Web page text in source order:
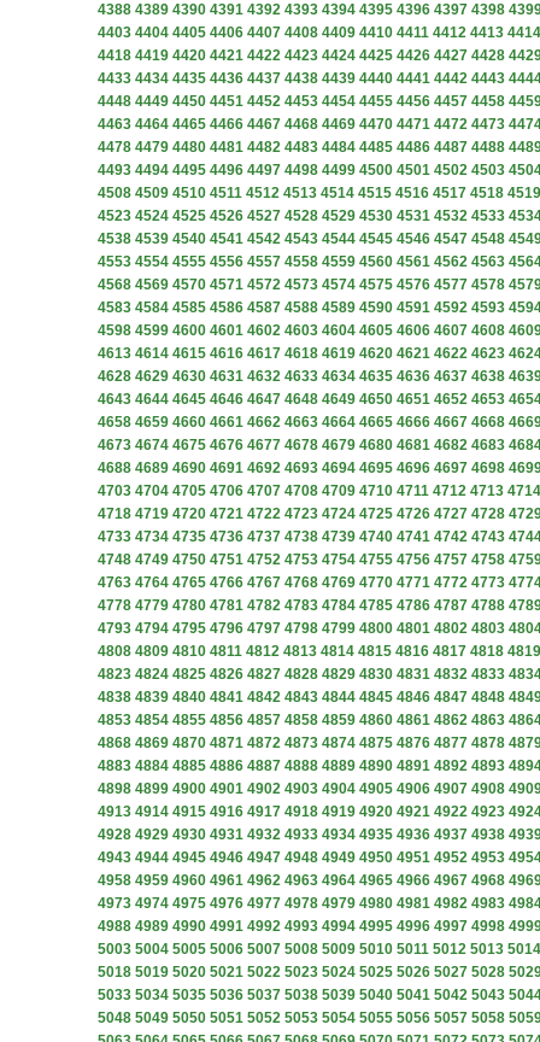
4388 4389 4390 4391 4392 4393 4394 4395 4396 4397 4398
4403 4404 4405 4406 4407 4408 4409 4410 4411 4412 4413 4414
4418 4419 4420 4421 4422 4423 4424 4425 4426 4427 4428
4433 4434 4435 4436 4437 4438 4439 4440 4441 4442 4443
4448 4449 4450 4451 4452 4453 4454 4455 4456 4457 4458
4463 4464 4465 4466 4467 4468 4469 4470 4471 4472 4473
4478 4479 4480 4481 4482 4483 4484 4485 4486 4487 4488
4493 4494 4495 4496 4497 4498 4499 4500 4501 4502 4503
4508 4509 4510 4511 4512 4513 4514 4515 4516 4517 4518 4519
4523 4524 4525 4526 4527 4528 4529 4530 4531 4532 4533
4538 4539 4540 4541 4542 4543 4544 4545 4546 4547 4548
4553 4554 4555 4556 4557 4558 4559 4560 4561 4562 4563
4568 4569 4570 4571 4572 4573 4574 4575 4576 4577 4578
4583 4584 4585 4586 4587 4588 4589 4590 4591 4592 4593
4598 4599 4600 4601 4602 4603 4604 4605 4606 4607 4608
4613 4614 4615 4616 4617 4618 4619 4620 4621 4622 4623
4628 4629 4630 4631 4632 4633 4634 4635 4636 4637 4638
4643 4644 4645 4646 4647 4648 4649 4650 4651 4652 4653
4658 4659 4660 4661 4662 4663 4664 4665 4666 4667 4668
4673 4674 4675 4676 4677 4678 4679 4680 4681 4682 4683
4688 4689 4690 4691 4692 4693 4694 4695 4696 4697 4698
4703 4704 4705 4706 4707 4708 4709 4710 4711 4712 4713 4714
4718 4719 4720 4721 4722 4723 4724 4725 4726 4727 4728
4733 4734 4735 4736 4737 4738 4739 4740 4741 4742 4743
4748 4749 4750 4751 4752 4753 4754 4755 4756 4757 4758
4763 4764 4765 4766 4767 4768 4769 4770 4771 4772 4773
4778 4779 4780 4781 4782 4783 4784 4785 4786 4787 4788
4793 4794 4795 4796 4797 4798 4799 4800 4801 4802 4803
4808 4809 4810 4811 4812 4813 4814 4815 4816 4817 4818 4819
4823 4824 4825 4826 4827 4828 4829 4830 4831 4832 4833
4838 4839 4840 4841 4842 4843 4844 4845 4846 4847 4848
4853 4854 4855 4856 4857 4858 4859 4860 4861 4862 4863
4868 4869 4870 4871 4872 4873 4874 4875 4876 4877 4878
4883 4884 4885 4886 4887 4888 4889 4890 4891 4892 4893
4898 4899 4900 4901 4902 4903 4904 4905 4906 4907 4908
4913 4914 4915 4916 4917 4918 4919 4920 4921 4922 4923
4928 4929 4930 4931 4932 4933 4934 4935 4936 4937 4938
4943 4944 4945 4946 4947 4948 4949 4950 4951 4952 4953
4958 4959 4960 4961 4962 4963 4964 4965 4966 4967 4968
4973 4974 4975 4976 4977 4978 4979 4980 4981 4982 4983
4988 4989 4990 4991 4992 4993 4994 4995 4996 4997 4998
5003 5004 5005 5006 5007 5008 5009 5010 5011 5012 5013 5014
5018 5019 5020 5021 5022 5023 5024 5025 5026 5027 5028
5033 5034 5035 5036 5037 5038 5039 5040 5041 5042 5043
5048 5049 5050 5051 5052 5053 5054 5055 5056 5057 5058